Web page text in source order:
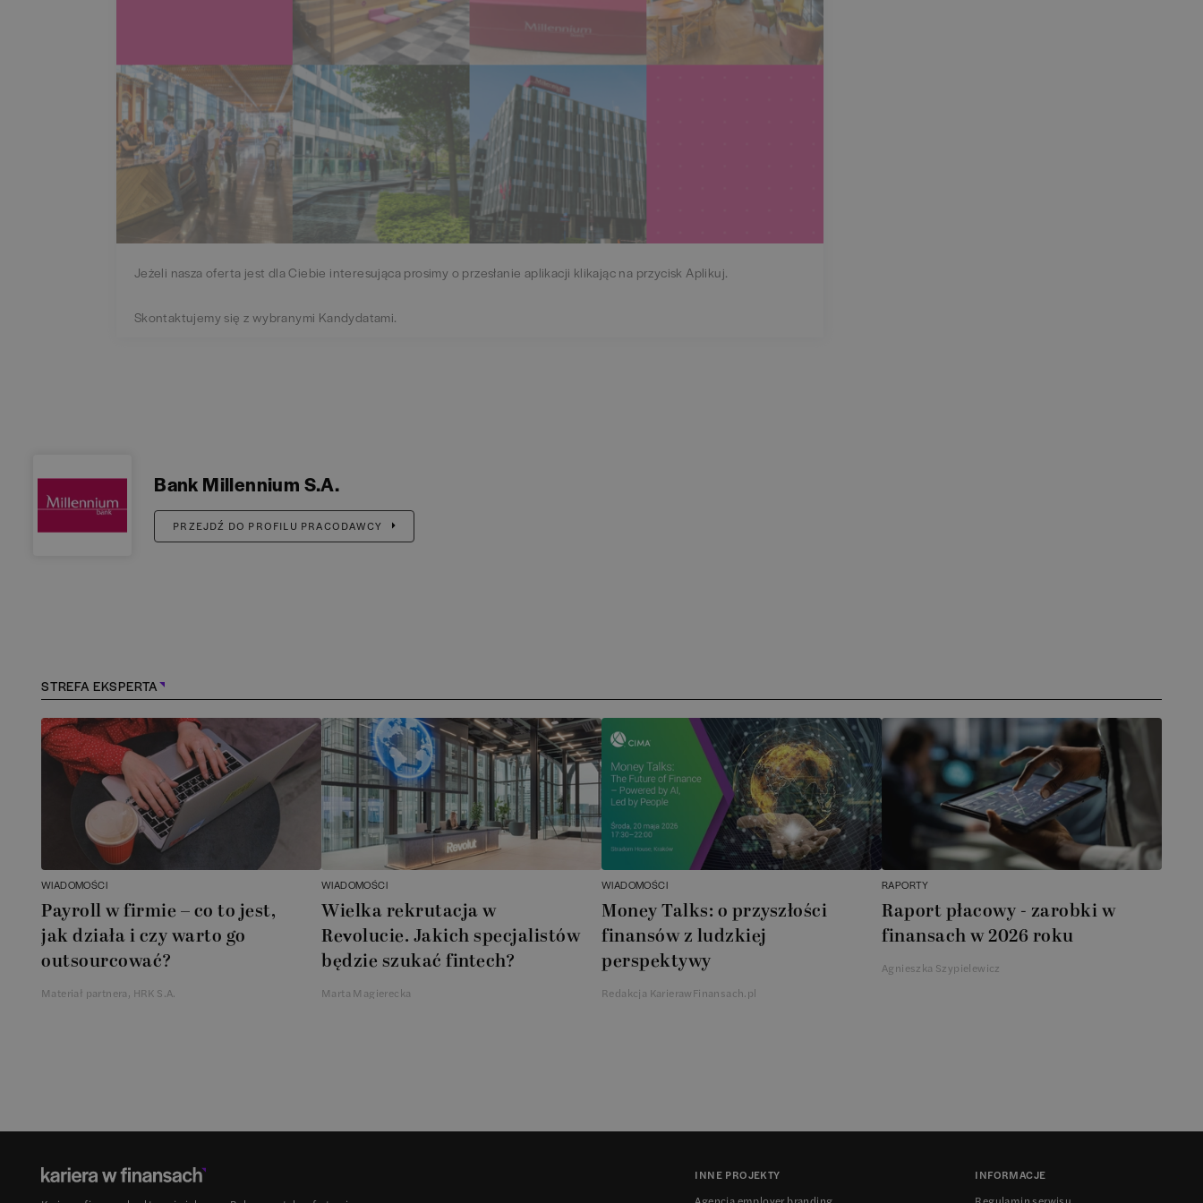
Jeżeli nasza oferta jest dla Ciebie interesująca prosimy o przesłanie aplikacji klikając na przycisk Aplikuj.
Skontaktujemy się z wybranymi Kandydatami.
Bank Millennium S.A.
PRZEJDŹ DO PROFILU PRACODAWCY
STREFA EKSPERTA
WIADOMOŚCI
Payroll w firmie – co to jest,
jak działa i czy warto go
outsourcować?
Materiał partnera, HRK S.A.
WIADOMOŚCI
Wielka rekrutacja w
Revolucie. Jakich specjalistów
będzie szukać fintech?
Marta Magierecka
WIADOMOŚCI
Money Talks: o przyszłości
finansów z ludzkiej
perspektywy
Redakcja KarierawFinansach.pl
RAPORTY
Raport płacowy - zarobki w
finansach w 2026 roku
Agnieszka Szypielewicz
INNE PROJEKTY
INFORMACJE